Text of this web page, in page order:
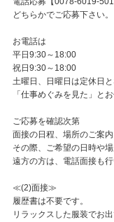
どちらかでご応募下さい。
お電話は
平日9:30～18:00
祝日9:30～18:00
土曜日、日曜日は定休日と
「仕事めぐみを見た」と
ご応募を確認次第
面接の日程、場所のご案内
その際、ご希望の日時や
遠方の方は、電話面接も行
≪(2)面接≫
履歴書は不要です。
リラックスした服装でお出